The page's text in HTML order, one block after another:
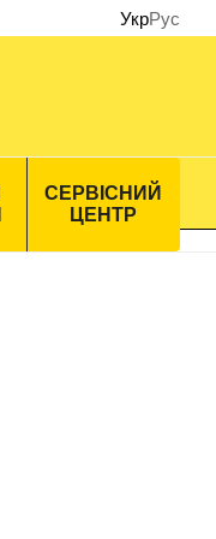
УкрРус
СЕРВІСНИЙ
ЦЕНТР